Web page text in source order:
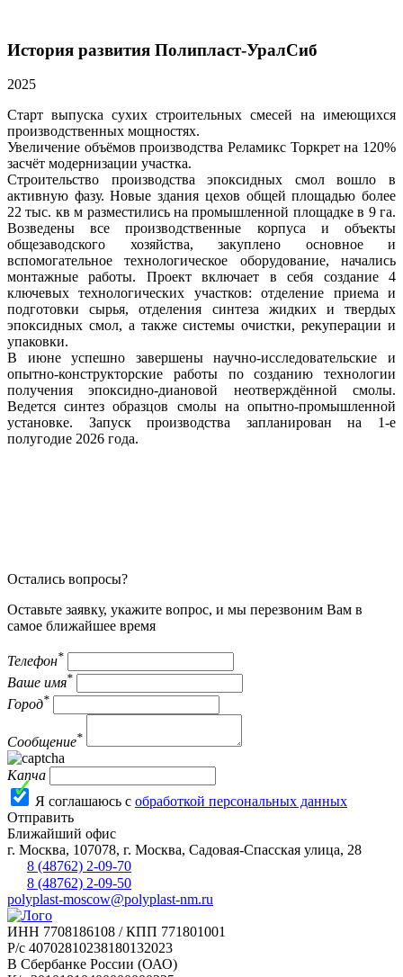
История развития Полипласт-УралCиб
2025
Старт выпуска сухих строительных смесей на имеющихся
производственных мощностях.
Увеличение объёмов производства Реламикс Торкрет на 120%
засчёт модернизации участка.
Строительство производства эпоксидных смол вошло в
активную фазу. Новые здания цехов общей площадью более
22 тыс. кв м разместились на промышленной площадке в 9 га.
Возведены все производственные корпуса и объекты
общезаводского хозяйства, закуплено основное и
вспомогательное технологическое оборудование, начались
монтажные работы. Проект включает в себя создание 4
ключевых технологических участков: отделение приема и
подготовки сырья, отделения синтеза жидких и твердых
эпоксидных смол, а также системы очистки, рекуперации и
упаковки.
В июне успешно завершены научно-исследовательские и
опытно-конструкторские работы по созданию технологии
получения эпоксидно-диановой неотверждённой смолы.
Ведется синтез образцов смолы на опытно-промышленной
установке. Запуск производства запланирован на 1-е
полугодие 2026 года.
Остались вопросы?
Оставьте заявку, укажите вопрос, и мы перезвоним Вам в
самое ближайшее время
Телефон*
Ваше имя*
Город*
Сообщение*
Капча
Я соглашаюсь с обработкой персональных данных
Отправить
Ближайший офис
г. Москва, 107078, г. Москва, Садовая-Спасская улица, 28
8 (48762) 2-09-70
8 (48762) 2-09-50
polyplast-moscow@polyplast-nm.ru
ИНН 7708186108 / КПП 771801001
Р/с 40702810238180132023
В Сбербанке России (ОАО)